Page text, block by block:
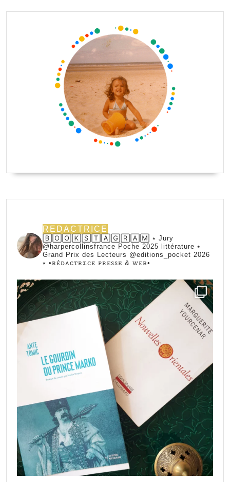
REDACTRICE
🄱🄾🄾🄺🅂🅃🄰🄶🅁🄰🄼 ⭑ Jury
@harpercollinsfrance Poche 2025 littérature ⭑
Grand Prix des Lecteurs @editions_pocket 2026
⭑ •ꭱꭼ́ꭰꭺꮯꭲꭱꮖꮯꭼ ꮲꭱꭼꮪꮪꭼ & ꮃꭼᏼ•